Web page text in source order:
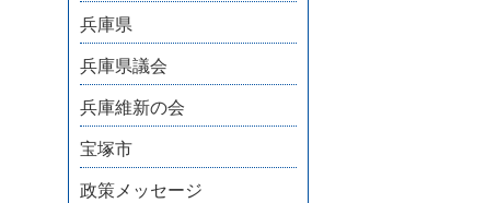
兵庫県
兵庫県議会
兵庫維新の会
宝塚市
政策メッセージ